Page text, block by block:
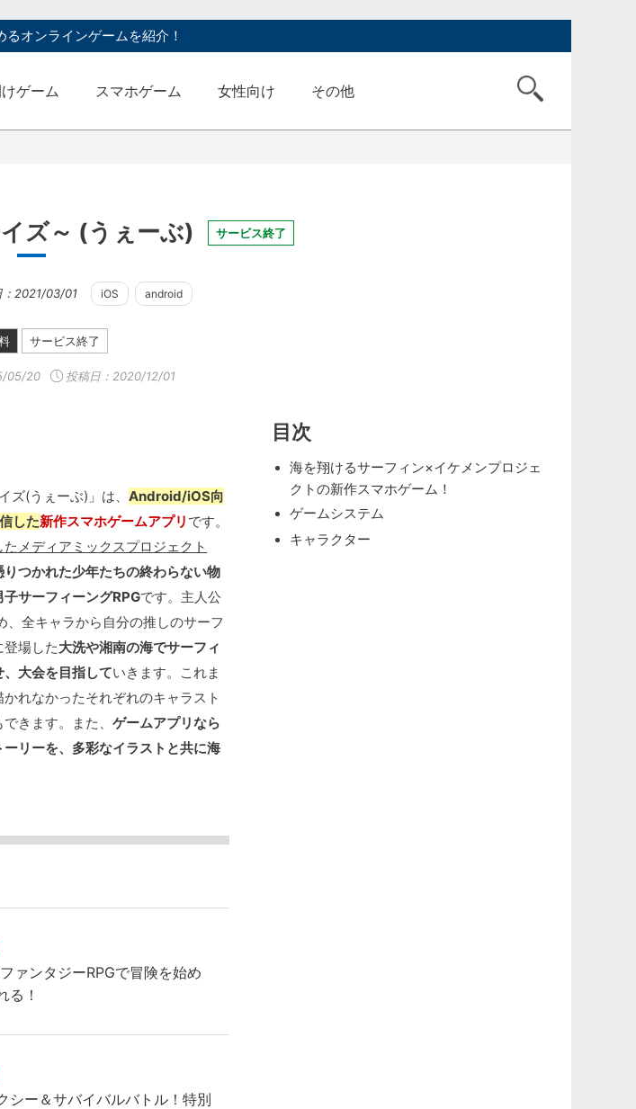
オンラインゲームを紹介！
ゲーム スマホゲーム 女性向け その他
ズ～ (うぇーぶ) サービス終了
：2021/03/01 iOS android
サービス終了
05/20 投稿日：2020/12/01
ズ(うぇーぶ)」は、Android/iOS向
した新作スマホゲームアプリ です。
メディアミックスプロジェクト
つかれた少年たちの終わらない物
サーフィーングRPGです。主人公
、全キャラから自分の推しのサーフ
登場した大洗や湘南の海でサーフィ
大会を目指していきます。これま
れなかったそれぞれのキャラスト
きます。また、ゲームアプリなら
リーを、多彩なイラストと共に海
ァンタジーRPGで冒険を始め
る！
シー＆サバイバルバトル！特別
目次
海を翔けるサーフィン×イケメンプロジェ
クトの新作スマホゲーム！
ゲームシステム
キャラクター